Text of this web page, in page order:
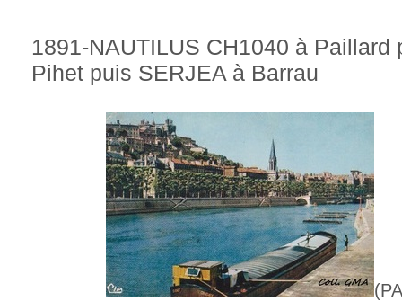
1891-NAUTILUS CH1040 à Paillard
Pihet puis SERJEA à Barrau